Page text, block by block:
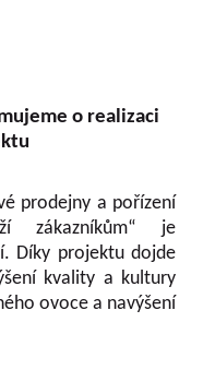
o realizaci
prodejny a pořízení
zákazníkům“ je
Díky projektu dojde
kvality a kultury
ovoce a navýšení